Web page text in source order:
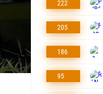
222
205
186
95